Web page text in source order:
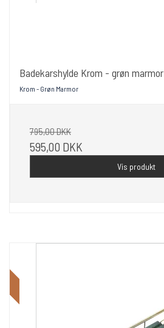
Badekarshylde Krom - grøn marmor
Krom - Grøn Marmor
795,00 DKK
595,00 DKK
Vis produkt